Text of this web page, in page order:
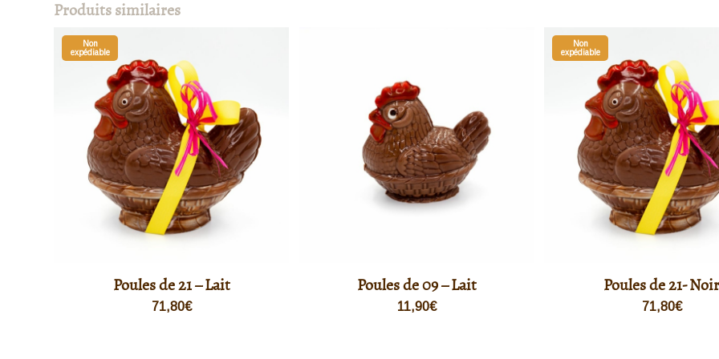
Produits similaires
Non
expédiable
Poules de 21 – Lait
71,80€
Poules de 09 – Lait
11,90€
Non
expédiable
Poules de 21-
71,80€